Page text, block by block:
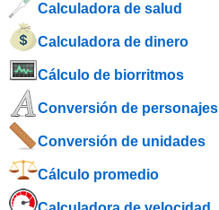
Calculadora de salud
Calculadora de dinero
Cálculo de biorritmos
Conversión de personajes
Conversión de unidades
Cálculo promedio